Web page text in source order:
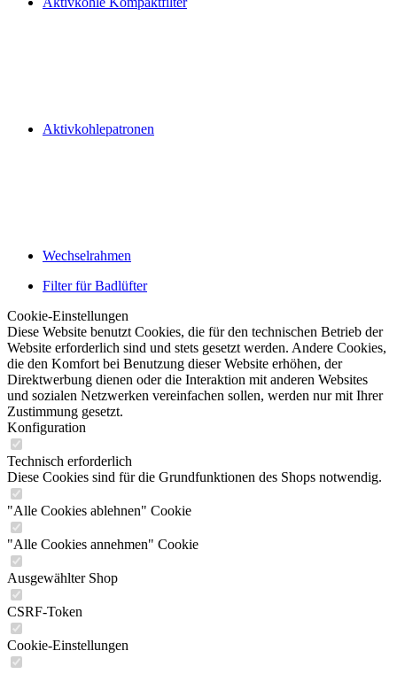
Aktivkohlepatronen
Wechselrahmen
Filter für Badlüfter
Cookie-Einstellungen
Diese Website benutzt Cookies, die für den technischen Betrieb der
Website erforderlich sind und stets gesetzt werden. Andere Cookies,
die den Komfort bei Benutzung dieser Website erhöhen, der
Direktwerbung dienen oder die Interaktion mit anderen Websites
und sozialen Netzwerken vereinfachen sollen, werden nur mit Ihrer
Zustimmung gesetzt.
Konfiguration
Technisch erforderlich
Diese Cookies sind für die Grundfunktionen des Shops notwendig.
"Alle Cookies ablehnen" Cookie
"Alle Cookies annehmen" Cookie
Ausgewählter Shop
CSRF-Token
Cookie-Einstellungen